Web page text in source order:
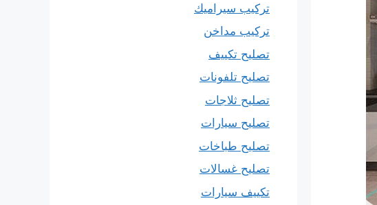
تركيب سيراميك
تركيب مداخن
تصليح تكييف
تصليح تلفونات
تصليح ثلاجات
تصليح سيارات
تصليح طباخات
تصليح غسالات
تكييف سيارات